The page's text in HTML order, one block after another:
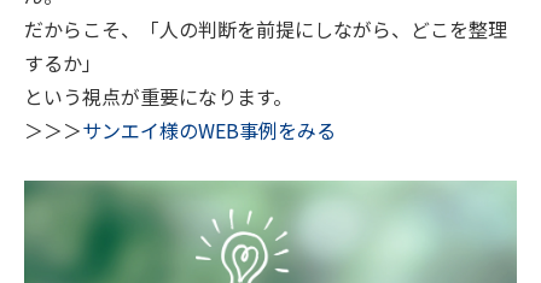
だからこそ、「人の判断を前提にしながら、どこを整理
するか」
という視点が重要になります。
＞＞＞サンエイ様のWEB事例をみる